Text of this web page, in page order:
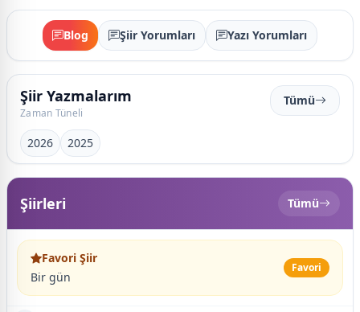
Blog Şiir Yorumları Yazı Yorumları
Şiir Yazmalarım
Zaman Tüneli
Tümü
2026 2025
Şiirleri Tümü
Favori Şiir
Bir gün
Favori